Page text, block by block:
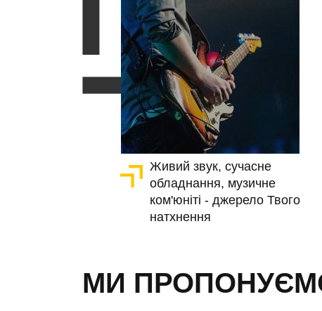
Живий звук, сучасне
обладнання, музичне
ком'юніті - джерело Твого
натхнення
МИ